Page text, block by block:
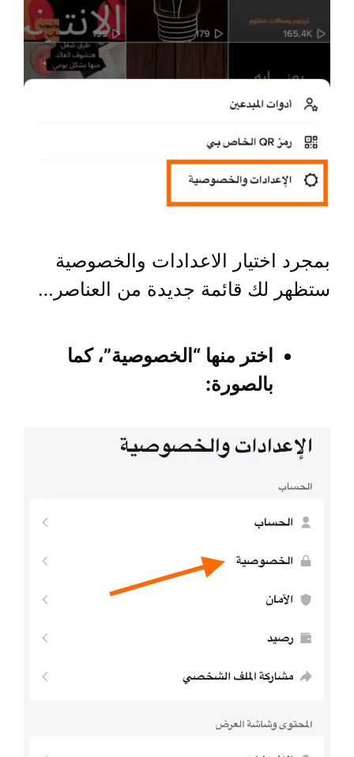
بمجرد اختيار الاعدادات والخصوصية
ستظهر لك قائمة جديدة من العناصر…
اختر منها “الخصوصية”، كما
بالصورة: